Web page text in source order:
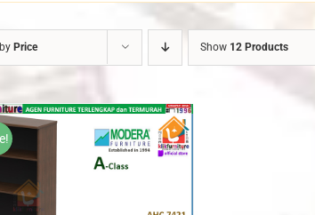
Price Show 12 Products